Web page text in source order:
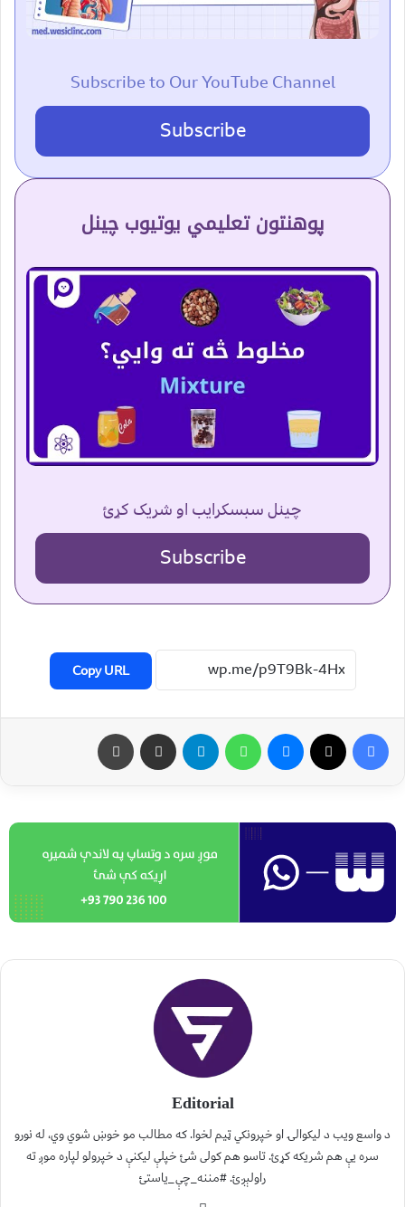
Subscribe to Our YouTube Channel
Subscribe
پوهنتون تعلیمي یوتیوب چینل
چینل سبسکرایب او شریک کړئ
Subscribe
Copy URL
Editorial
د واسع ویب د لیکوالۍ او خپرونکي ټیم لخوا. که مطالب مو خوښ شوي وي، له نورو
سره یې هم شریکه کړئ. تاسو هم کولی شئ خپلې لیکنې د خپرولو لپاره موږ ته
راولېږئ. #مننه_چې_یاستئ